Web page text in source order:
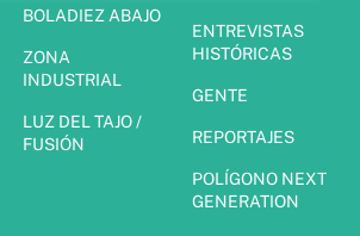
BOLADIEZ ABAJO
ZONA
INDUSTRIAL
LUZ DEL TAJO /
FUSIÓN
ENTREVISTAS
HISTÓRICAS
GENTE
REPORTAJES
POLÍGONO NEXT
GENERATION